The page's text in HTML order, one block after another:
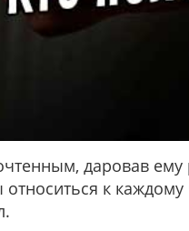
даровав
к каждому